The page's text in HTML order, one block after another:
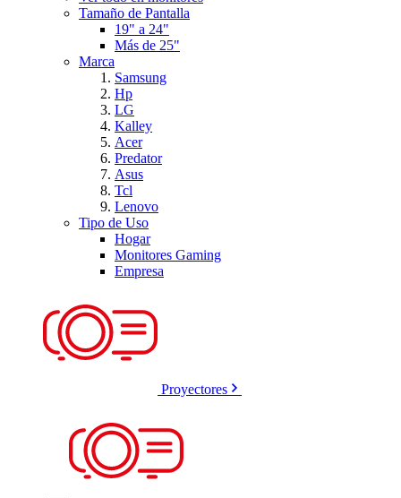
Tamaño de Pantalla
19" a 24"
Más de 25"
Marca
Samsung
Hp
LG
Kalley
Acer
Predator
Asus
Tcl
Lenovo
Tipo de Uso
Hogar
Monitores Gaming
Empresa
Proyectores